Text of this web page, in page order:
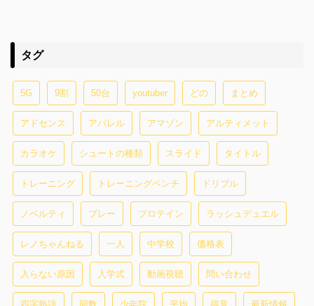
タグ
5G 9割 50台 youtuber どの まとめ
アドセンス アパレル アマゾン アルティメット
カラオケ シュートの種類 スライド タイトル
トレーニング トレーニングベンチ ドリブル
ノベルティ プレー プロテイン ラッシュデュエル
レノちゃんねる 一人 中学校 価格表
入らない原因 入学式 動画視聴 問い合わせ